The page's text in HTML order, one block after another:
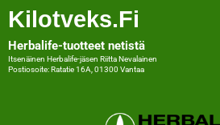
Kilotveks.fi
Herbalife-tuotteet netistä
Itsenäinen Herbalife-jäsen Riitta Nevalainen
Postiosoite: Ratatie 16A, 01300 Vantaa